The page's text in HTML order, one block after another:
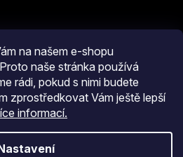
na našem e-shopu
naše stránka používá
rádi, pokud s nimi budete
zprostředkovat Vám ještě lepší
informací.
budeme zasílat informace o
e-shopu.
i s podmínkami
PŘIHLÁSIT
Vytvořil Shoptet